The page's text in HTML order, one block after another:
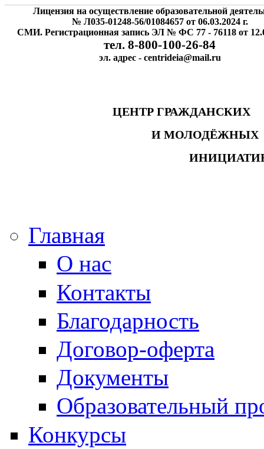
Лицензия на осуществление образовательной
№ Л035-01248-56/01084657 от 06.03.2024 г.
СМИ. Регистрационная запись ЭЛ № ФС 77 - 76118 от
тел. 8-800-100-26-84
эл. адрес - centrideia@mail.ru
ЦЕНТР
И
Главная
О нас
Контакты
Благодарность
Договор-оферта
Документы
Образовательный
Конкурсы